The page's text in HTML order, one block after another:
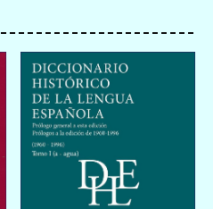
カートへ進む